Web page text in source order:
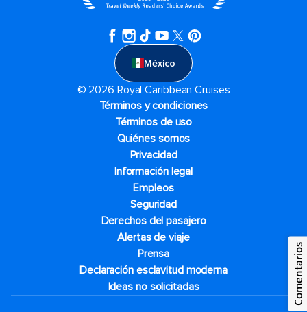
México
© 2026 Royal Caribbean Cruises
Términos y condiciones
Términos de uso
Quiénes somos
Privacidad
Información legal
Empleos
Seguridad
Derechos del pasajero
Alertas de viaje
Prensa
Declaración esclavitud moderna
Ideas no solicitadas
Comentarios